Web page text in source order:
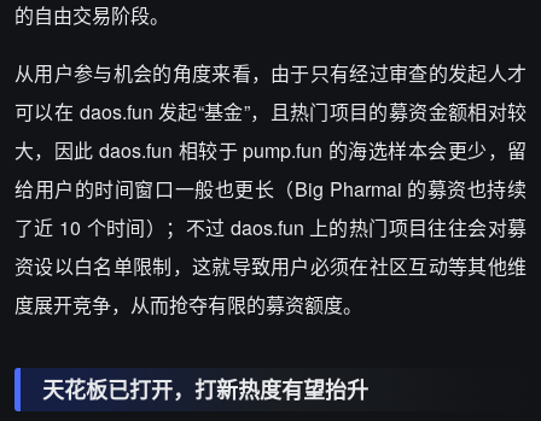
的自由交易阶段。
从用户参与机会的角度来看，由于只有经过审查的发起人才
可以在 daos.fun 发起“基金”，且热门项目的募资金额相对较
大，因此 daos.fun 相较于 pump.fun 的海选样本会更少，留
给用户的时间窗口一般也更长（Big Pharmai 的募资也持续
了近 10 个时间）；不过 daos.fun 上的热门项目往往会对募
资设以白名单限制，这就导致用户必须在社区互动等其他维
度展开竞争，从而抢夺有限的募资额度。
天花板已打开，打新热度有望抬升